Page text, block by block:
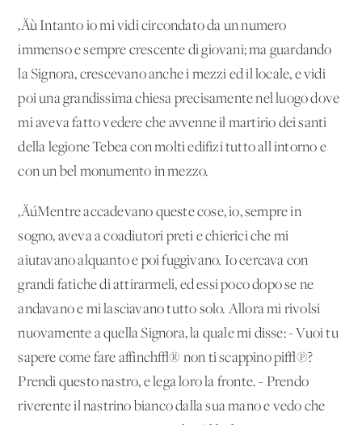
‚Äù Intanto io mi vidi circondato da un numero
immenso e sempre crescente di giovani; ma guardando
la Signora, crescevano anche i mezzi ed il locale, e vidi
poi una grandissima chiesa precisamente nel luogo dove
mi aveva fatto vedere che avvenne il martirio dei santi
della legione Tebea con molti edifizi tutto all'intorno e
con un bel monumento in mezzo.
‚ÄúMentre accadevano queste cose, io, sempre in
sogno, aveva a coadiutori preti e chierici che mi
aiutavano alquanto e poi fuggivano. Io cercava con
grandi fatiche di attirarmeli, ed essi poco dopo se ne
andavano e mi lasciavano tutto solo. Allora mi rivolsi
nuovamente a quella Signora, la quale mi disse: - Vuoi tu
sapere come fare affinch√® non ti scappino pi√π?
Prendi questo nastro, e lega loro la fronte. - Prendo
riverente il nastrino bianco dalla sua mano e vedo che